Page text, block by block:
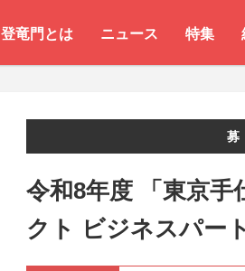
登竜門とは ニュース 特集
令和8年度 「東京手
クト ビジネスパー